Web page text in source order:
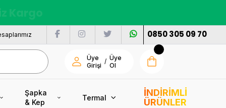
0850 305 09 70
Üye
Girişi
/ Üye
Ol
Şapka
& Kep
Termal
İNDİRİMLİ
ÜRÜNLER